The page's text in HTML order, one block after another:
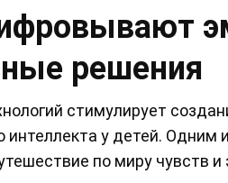
решения
стимулирует
у детей. Одним
по миру чувств и